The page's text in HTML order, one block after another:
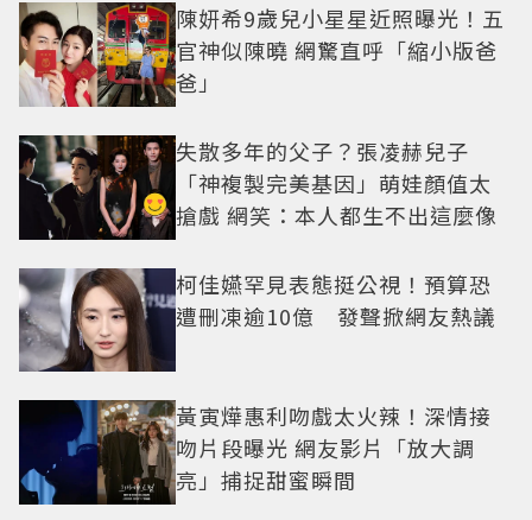
陳妍希9歲兒小星星近照曝光！五
官神似陳曉 網驚直呼「縮小版爸
爸」
失散多年的父子？張凌赫兒子
「神複製完美基因」萌娃顏值太
搶戲 網笑：本人都生不出這麼像
柯佳嬿罕見表態挺公視！預算恐
遭刪凍逾10億 發聲掀網友熱議
黃寅燁惠利吻戲太火辣！深情接
吻片段曝光 網友影片「放大調
亮」捕捉甜蜜瞬間